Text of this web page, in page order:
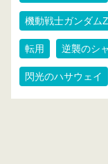
機動戦士ガンダム
転用 逆襲のシ
閃光のハサウェイ